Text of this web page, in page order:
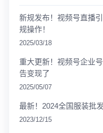
新规发布！视频号直播
规操作！
2025/03/18
重大更新！视频号企业
告变现了
2025/05/07
最新！2024全国服装批
2023/12/15